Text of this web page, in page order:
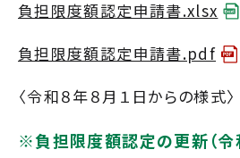
負担限度額認定申請書.xlsx
負担限度額認定申請書.pdf
〈令和８年８月１日からの様式〉
※負担限度額認定の更新（令